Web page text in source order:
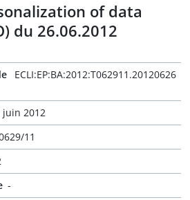
of data
du 26.06.2012
ECLI:EP:BA:2012:T062911.20120626
juin 2012
11
-